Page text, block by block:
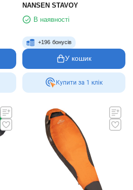
NANSEN STAVOY
В наявності
+196 бонусів
У кошик
Купити за 1 клiк